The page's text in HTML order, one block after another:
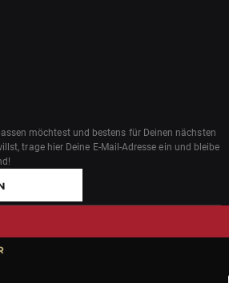
möchtest und bestens für Deinen nächsten
trage hier Deine E-Mail-Adresse ein und bleibe